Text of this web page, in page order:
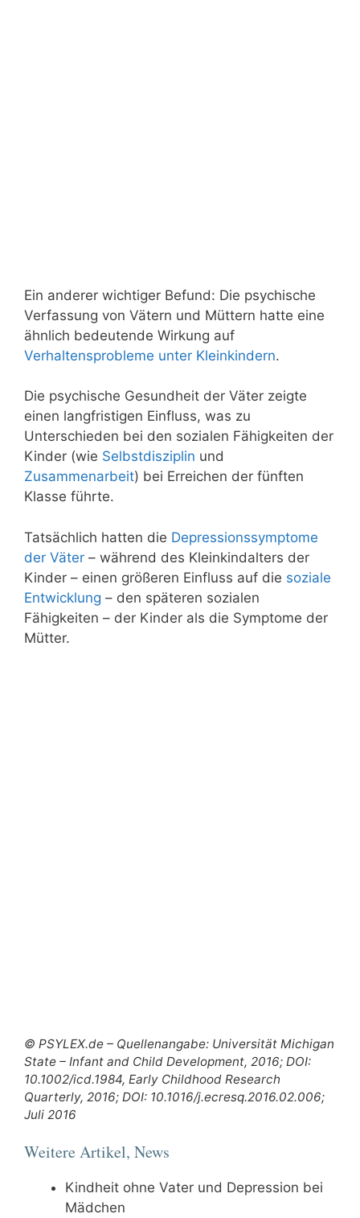
Ein anderer wichtiger Befund: Die psychische
Verfassung von Vätern und Müttern hatte eine
ähnlich bedeutende Wirkung auf
Verhaltensprobleme unter Kleinkindern.
Die psychische Gesundheit der Väter zeigte
einen langfristigen Einfluss, was zu
Unterschieden bei den sozialen Fähigkeiten der
Kinder (wie Selbstdisziplin und
Zusammenarbeit) bei Erreichen der fünften
Klasse führte.
Tatsächlich hatten die Depressionssymptome
der Väter – während des Kleinkindalters der
Kinder – einen größeren Einfluss auf die soziale
Entwicklung – den späteren sozialen
Fähigkeiten – der Kinder als die Symptome der
Mütter.
© PSYLEX.de – Quellenangabe: Universität Michigan
State – Infant and Child Development, 2016; DOI:
10.1002/icd.1984, Early Childhood Research
Quarterly, 2016; DOI: 10.1016/j.ecresq.2016.02.006;
Juli 2016
Weitere Artikel, News
Kindheit ohne Vater und Depression bei
Mädchen